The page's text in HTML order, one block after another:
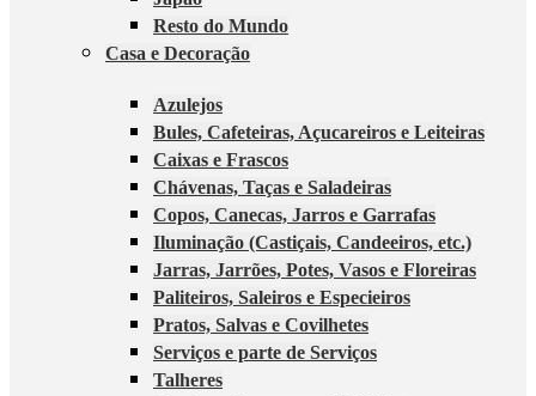
Resto do Mundo
Casa e Decoração
Azulejos
Bules, Cafeteiras, Açucareiros e Leiteiras
Caixas e Frascos
Chávenas, Taças e Saladeiras
Copos, Canecas, Jarros e Garrafas
Iluminação (Castiçais, Candeeiros, etc.)
Jarras, Jarrões, Potes, Vasos e Floreiras
Paliteiros, Saleiros e Especieiros
Pratos, Salvas e Covilhetes
Serviços e parte de Serviços
Talheres